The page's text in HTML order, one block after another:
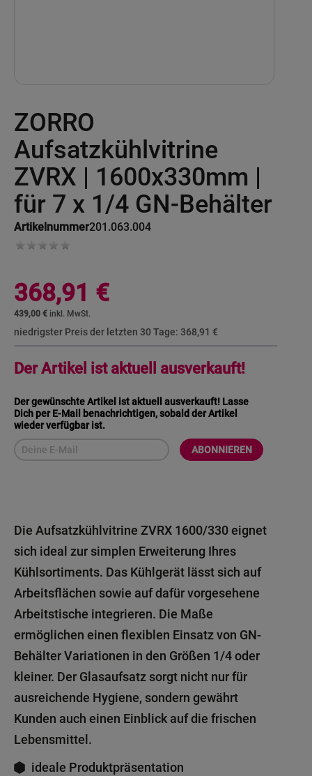
ZORRO
Aufsatzkühlvitrine
ZVRX | 1600x330mm |
für 7 x 1/4 GN-Behälter
Artikelnummer201.063.004
to
the
beginning
of
images
gallery
439,00 €
368,91 €
niedrigster Preis der letzten 30 Tage: 368,91 €
Der Artikel ist aktuell ausverkauft!
Der gewünschte Artikel ist aktuell ausverkauft! Lasse
Dich per E-Mail benachrichtigen, sobald der Artikel
wieder verfügbar ist.
ABONNIEREN
Die Aufsatzkühlvitrine ZVRX 1600/330 eignet
sich ideal zur simplen Erweiterung Ihres
Kühlsortiments. Das Kühlgerät lässt sich auf
Arbeitsflächen sowie auf dafür vorgesehene
Arbeitstische integrieren. Die Maße
ermöglichen einen flexiblen Einsatz von GN-
Behälter Variationen in den Größen 1/4 oder
kleiner. Der Glasaufsatz sorgt nicht nur für
ausreichende Hygiene, sondern gewährt
Kunden auch einen Einblick auf die frischen
Lebensmittel.
ideale Produktpräsentation